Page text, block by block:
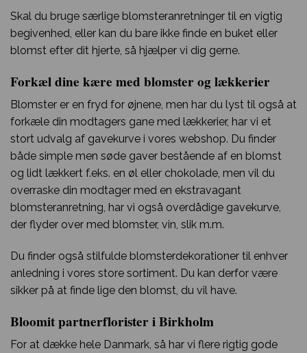
Skal du bruge særlige blomsteranretninger til en vigtig
begivenhed, eller kan du bare ikke finde en buket eller
blomst efter dit hjerte, så hjælper vi dig gerne.
Forkæl dine kære med blomster og lækkerier
Blomster er en fryd for øjnene, men har du lyst til også at
forkæle din modtagers gane med lækkerier, har vi et
stort udvalg af gavekurve i vores webshop. Du finder
både simple men søde gaver bestående af en blomst
og lidt lækkert f.eks. en øl eller chokolade, men vil du
overraske din modtager med en ekstravagant
blomsteranretning, har vi også overdådige gavekurve,
der flyder over med blomster, vin, slik m.m.
Du finder også stilfulde blomsterdekorationer til enhver
anledning i vores store sortiment. Du kan derfor være
sikker på at finde lige den blomst, du vil have.
Bloomit partnerflorister i Birkholm
For at dække hele Danmark, så har vi flere rigtig gode